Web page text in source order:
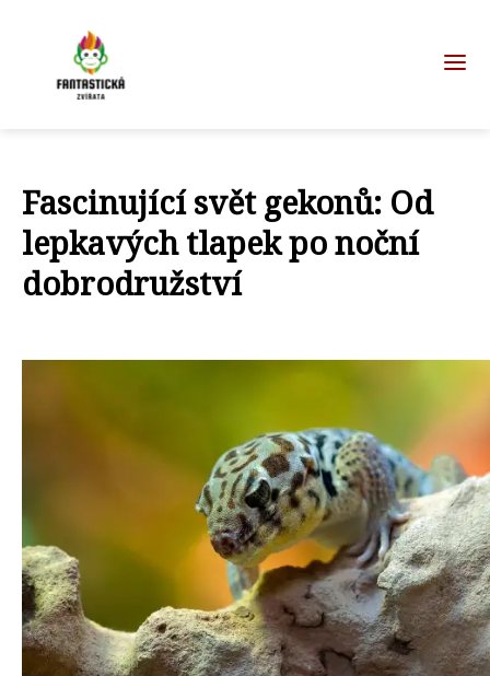
Fascinující svět gekonů: Od
lepkavých tlapek po noční
dobrodružství